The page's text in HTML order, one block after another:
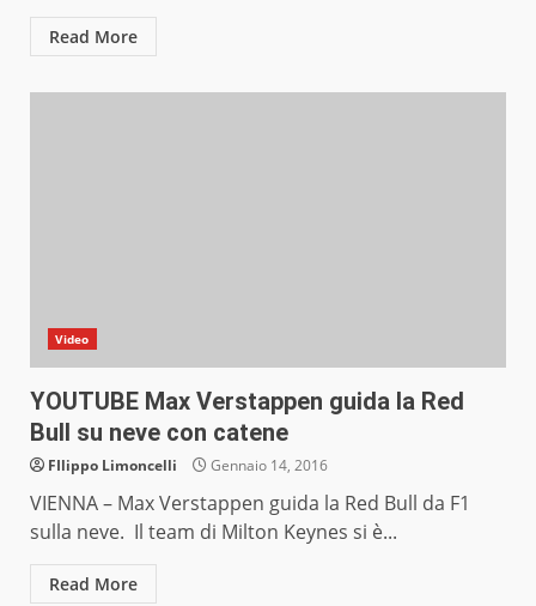
Read More
Video
YOUTUBE Max Verstappen guida la Red
Bull su neve con catene
FIlippo Limoncelli Gennaio 14, 2016
VIENNA – Max Verstappen guida la Red Bull da F1
sulla neve. Il team di Milton Keynes si è...
Read More